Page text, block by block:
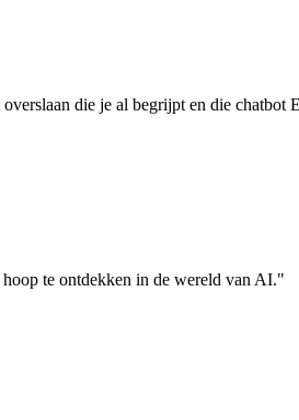
die je al begrijpt en die
te ontdekken in de wereld van AI."